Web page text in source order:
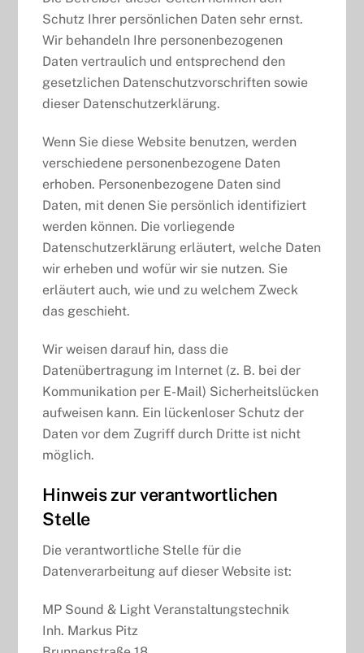
Schutz Ihrer persönlichen Daten sehr ernst.
Wir behandeln Ihre personenbezogenen
Daten vertraulich und entsprechend den
gesetzlichen Datenschutzvorschriften sowie
dieser Datenschutzerklärung.
Wenn Sie diese Website benutzen, werden
verschiedene personenbezogene Daten
erhoben. Personenbezogene Daten sind
Daten, mit denen Sie persönlich identifiziert
werden können. Die vorliegende
Datenschutzerklärung erläutert, welche Daten
wir erheben und wofür wir sie nutzen. Sie
erläutert auch, wie und zu welchem Zweck
das geschieht.
Wir weisen darauf hin, dass die
Datenübertragung im Internet (z. B. bei der
Kommunikation per E-Mail) Sicherheitslücken
aufweisen kann. Ein lückenloser Schutz der
Daten vor dem Zugriff durch Dritte ist nicht
möglich.
Hinweis zur verantwortlichen
Stelle
Die verantwortliche Stelle für die
Datenverarbeitung auf dieser Website ist:
MP Sound & Light Veranstaltungstechnik
Inh. Markus Pitz